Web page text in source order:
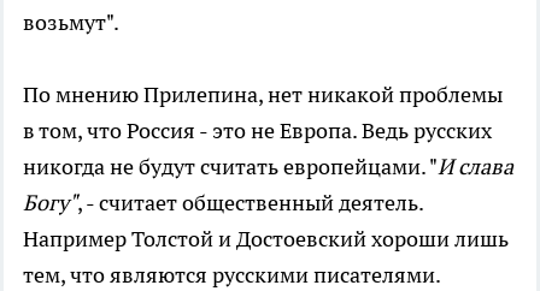
возьмут".
По мнению Прилепина, нет никакой проблемы
в том, что Россия - это не Европа. Ведь русских
никогда не будут считать европейцами. "И слава
Богу", - считает общественный деятель.
Например Толстой и Достоевский хороши лишь
тем, что являются русскими писателями.